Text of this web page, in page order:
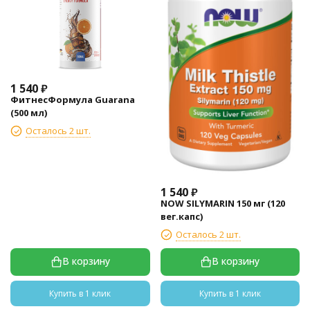
1 540₽
ФитнесФормула Guarana
(500 мл)
Осталось 2 шт.
В корзину
Купить в 1 клик
1 540 ₽
NOW SILYMARIN 150 мг (120
вег.капс)
Осталось 2 шт.
В корзину
Купить в 1 клик